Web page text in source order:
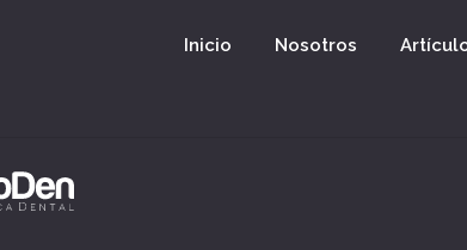
Inicio Nosotros